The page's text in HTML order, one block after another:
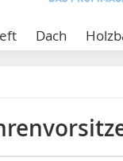
Dach